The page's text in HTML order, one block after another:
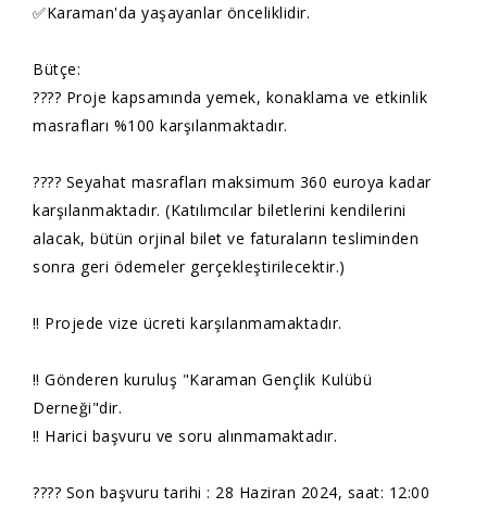
✅Karaman'da yaşayanlar önceliklidir.
Bütçe:
???? Proje kapsamında yemek, konaklama ve etkinlik
masrafları %100 karşılanmaktadır.
???? Seyahat masrafları maksimum 360 euroya kadar
karşılanmaktadır. (Katılımcılar biletlerini kendilerini
alacak, bütün orjinal bilet ve faturaların tesliminden
sonra geri ödemeler gerçekleştirilecektir.)
‼️ Projede vize ücreti karşılanmamaktadır.
‼️ Gönderen kuruluş "Karaman Gençlik Kulübü
Derneği"dir.
‼️ Harici başvuru ve soru alınmamaktadır.
???? Son başvuru tarihi : 28 Haziran 2024, saat: 12:00